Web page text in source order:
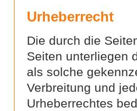
Urheberrecht
Die durch die
Seiten unterliegen
als solche
Verbreitung und
Urheberrechtes